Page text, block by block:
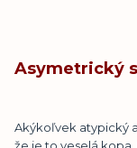
Asymetrický
Akýkoľvek atypický